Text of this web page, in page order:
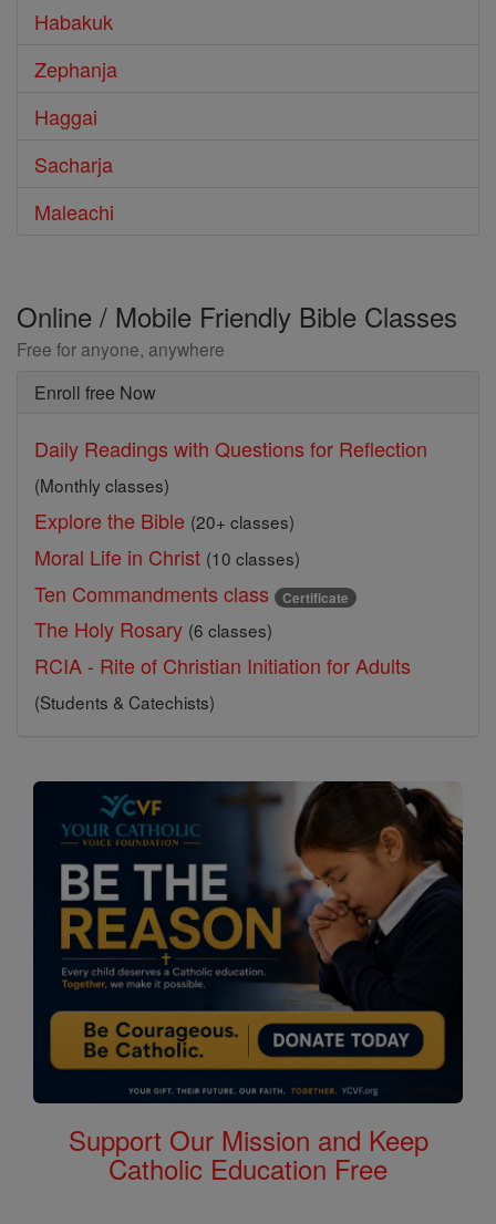
Habakuk
Zephanja
Haggai
Sacharja
Maleachi
Online / Mobile Friendly Bible Classes
Free for anyone, anywhere
Enroll free Now
Daily Readings with Questions for Reflection
(Monthly classes)
Explore the Bible (20+ classes)
Moral Life in Christ (10 classes)
Ten Commandments class Certificate
The Holy Rosary (6 classes)
RCIA - Rite of Christian Initiation for Adults
(Students & Catechists)
Support Our Mission and Keep
Catholic Education Free